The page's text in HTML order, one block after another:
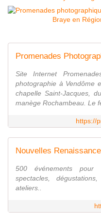
Promenades
Site Internet
photographie à Vendôme
chapelle Saint-Jacques,
manège Rochambeau. Le
https://
Nouvelles
500 événements pour
spectacles,
ateliers..